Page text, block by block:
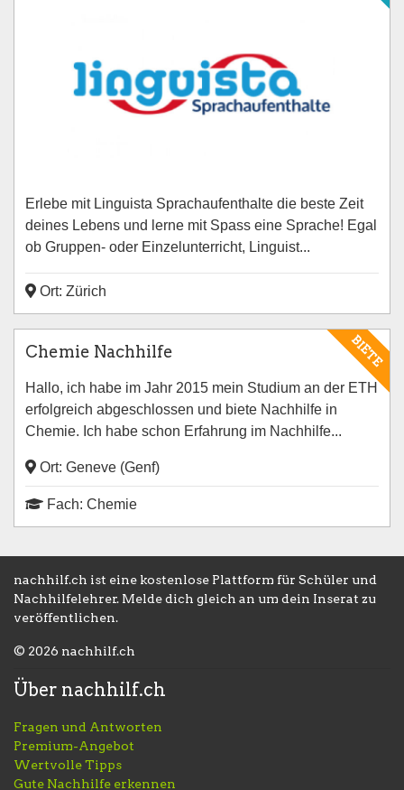
Erlebe mit Linguista Sprachaufenthalte die beste Zeit
deines Lebens und lerne mit Spass eine Sprache! Egal
ob Gruppen- oder Einzelunterricht, Linguist...
Ort: Zürich
BIETE
Chemie Nachhilfe
Hallo, ich habe im Jahr 2015 mein Studium an der ETH
erfolgreich abgeschlossen und biete Nachhilfe in
Chemie. Ich habe schon Erfahrung im Nachhilfe...
Ort: Geneve (Genf)
Fach: Chemie
nachhilf.ch ist eine kostenlose Plattform für Schüler und
Nachhilfelehrer. Melde dich gleich an um dein Inserat zu
veröffentlichen.
© 2026 nachhilf.ch
Über nachhilf.ch
Fragen und Antworten
Premium-Angebot
Wertvolle Tipps
Gute Nachhilfe erkennen